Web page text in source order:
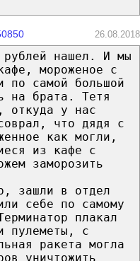
26.08.2018
нашел. И мы
мороженое с
по самой большой
на брата. Тетя
откуда у нас
что дядя с
как могли,
из кафе с
заморозить
зашли в отдел
себе по самому
плакал
пулеметы, с
ракета могла
уничтожить